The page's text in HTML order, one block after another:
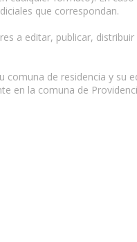
que correspondan.
a editar, publicar,
de residencia y su
en la comuna de